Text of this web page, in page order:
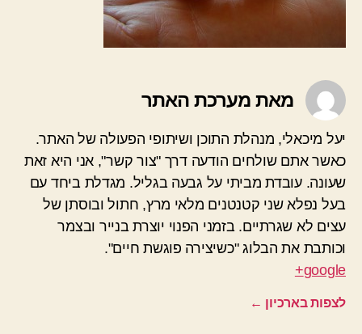
מאת מערכת האתר
יעל מיכאלי, מנהלת התוכן ושיתופי הפעולה של האתר.
כאשר אתם שולחים הודעה דרך "צור קשר", אני היא זאת
שעונה. עובדת מביתי על גבעה בגליל. מגדלת ביחד עם
בעל נפלא שני קטנטנים מלאי מרץ, חתול ובוסתן של
עצים לא שגרתיים. בזמני הפנוי יוצרת בנייר ובצמר
וכותבת את הבלוג "כשיצירה פוגשת חיים".
google+
לצפות בארכיון ←